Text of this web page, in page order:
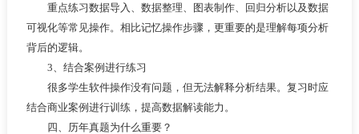
重点练习数据导入、数据整理、图表制作、回归分析以及数据
可视化等常见操作。相比记忆操作步骤，更重要的是理解每项分析
背后的逻辑。
3、结合案例进行练习
很多学生软件操作没有问题，但无法解释分析结果。复习时应
结合商业案例进行训练，提高数据解读能力。
四、历年真题为什么重要？